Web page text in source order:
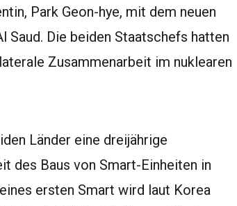
Park Geon-hye, mit dem neuen
Saud. Die beiden Staatschefs hatten
Zusammenarbeit im nuklearen
Länder eine dreijährige
des Baus von Smart-Einheiten in
ersten Smart wird laut Korea